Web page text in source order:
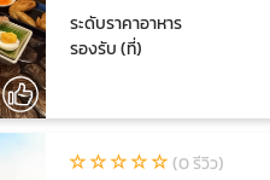
ระดับราคาอาหาร
รองรับ (ที่)
(0 รีวิว)